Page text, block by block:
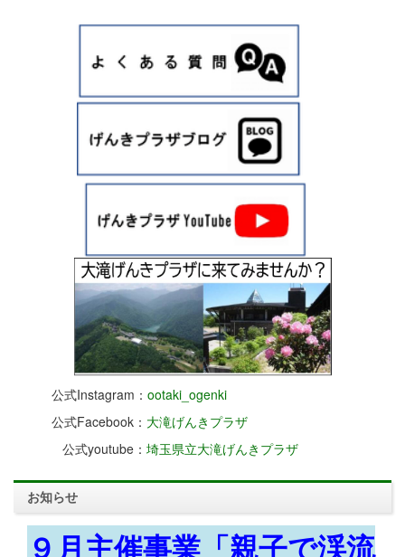
公式Instagram： ootaki_ogenki
公式Facebook： 大滝げんきプラザ
公式youtube： 埼玉県立大滝げんきプラザ
お知らせ
９月主催事業「親子で渓流